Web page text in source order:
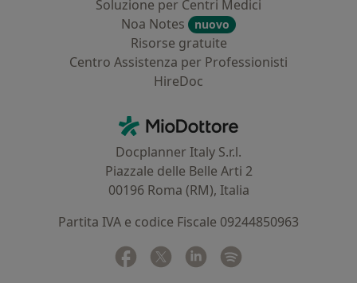
Soluzione per Centri Medici
Noa Notes
nuovo
Risorse gratuite
Centro Assistenza per Professionisti
HireDoc
MioDottore - Homepage
Docplanner Italy S.r.l.
Piazzale delle Belle Arti 2
00196 Roma (RM), Italia
Partita IVA e codice Fiscale 09244850963
Facebook
si apre in una nuova scheda
Twitter
si apre in una nuova scheda
Linkedin
si apre in una nuova